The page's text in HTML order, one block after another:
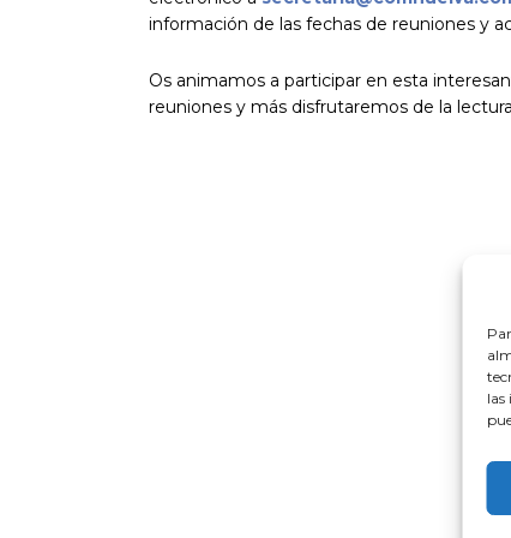
las
información de las fechas de reuniones y
Os animamos a participar en esta
reuniones y más disfrutaremos de la